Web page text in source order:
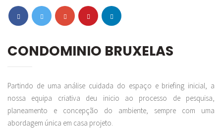
CONDOMINIO BRUXELAS
Partindo de uma análise cuidada do espaço e briefing inicial, a
nossa equipa criativa deu inicio ao processo de pesquisa,
planeamento e concepção do ambiente, sempre com uma
abordagem única em casa projeto.